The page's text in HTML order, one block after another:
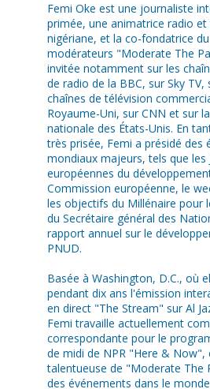
Femi Oke est une journaliste
primée, une animatrice radio
nigériane, et la co-fondatrice
modérateurs "Moderate The
invitée notamment sur les
de radio de la BBC, sur Sky TV,
chaînes de télévision
Royaume-Uni, sur CNN et sur
nationale des États-Unis. En
très prisée, Femi a présidé des
mondiaux majeurs, tels que les
européennes du
Commission européenne, le
les objectifs du Millénaire pour
du Secrétaire général des
rapport annuel sur le
PNUD.
Basée à Washington, D.C., où
pendant dix ans l'émission
en direct "The Stream" sur Al
Femi travaille actuellement
correspondante pour le
de midi de NPR "Here & Now",
talentueuse de "Moderate The